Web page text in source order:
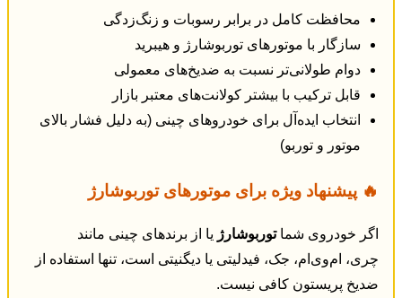
محافظت کامل در برابر رسوبات و زنگ‌زدگی
سازگار با موتورهای توربوشارژ و هیبرید
دوام طولانی‌تر نسبت به ضدیخ‌های معمولی
قابل ترکیب با بیشتر کولانت‌های معتبر بازار
انتخاب ایده‌آل برای خودروهای چینی (به دلیل فشار بالای
موتور و توربو)
🔥 پیشنهاد ویژه برای موتورهای توربوشارژ
اگر خودروی شماتوربوشارژ یا از برندهای چینی مانند
چری، ام‌وی‌ام، جک، فیدلیتی یا دیگنیتی است، تنها استفاده از
ضدیخ پریستون کافی نیست.